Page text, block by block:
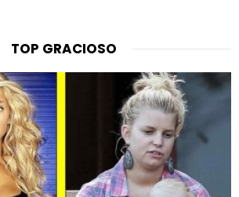
TOP GRACIOSO